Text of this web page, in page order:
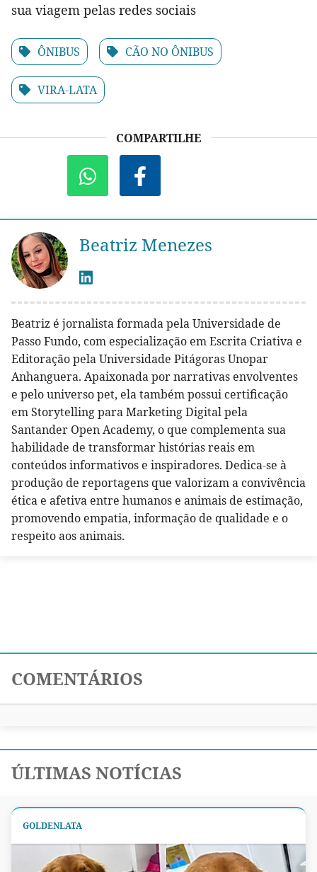
sua viagem pelas redes sociais
ÔNIBUS CÃO NO ÔNIBUS
VIRA-LATA
COMPARTILHE
Beatriz Menezes
Beatriz é jornalista formada pela Universidade de
Passo Fundo, com especialização em Escrita Criativa e
Editoração pela Universidade Pitágoras Unopar
Anhanguera. Apaixonada por narrativas envolventes
e pelo universo pet, ela também possui certificação
em Storytelling para Marketing Digital pela
Santander Open Academy, o que complementa sua
habilidade de transformar histórias reais em
conteúdos informativos e inspiradores. Dedica-se à
produção de reportagens que valorizam a convivência
ética e afetiva entre humanos e animais de estimação,
promovendo empatia, informação de qualidade e o
respeito aos animais.
COMENTÁRIOS
ÚLTIMAS NOTÍCIAS
GOLDENLATA